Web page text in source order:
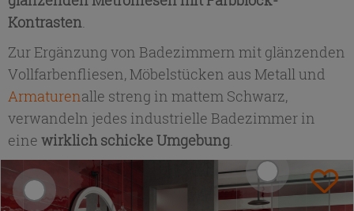
Kontrasten.
Zur Ergänzung von Badezimmern mit glänzenden
Vollfarbenfliesen, Möbelstücken aus Metall und
Armaturenalle streng in mattem Schwarz,
verwandeln jedes industrielle Badezimmer in
eine wirklich schicke Umgebung.